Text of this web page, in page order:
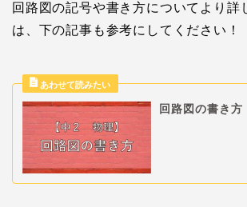
回路図の記号や書き方についてより詳
は、下の記事も参考にしてください！
回路図の書き方